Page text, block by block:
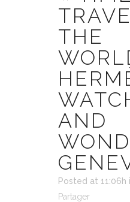
THE
AND
Posted at 11:06h
Partager